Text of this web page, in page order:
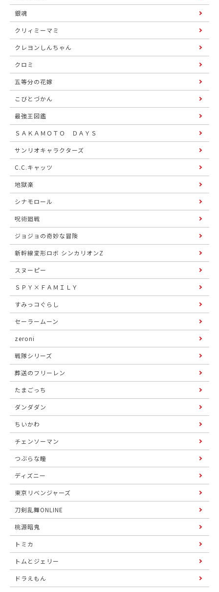
銀魂
クリィミーマミ
クレヨンしんちゃん
クロミ
五等分の花嫁
こびとづかん
最強王図鑑
ＳＡＫＡＭＯＴＯ ＤＡＹＳ
サンリオキャラクターズ
C.C.キャッツ
地獄楽
シナモロール
呪術廻戦
ジョジョの奇妙な冒険
新幹線変形ロボ シンカリオンZ
スヌーピー
ＳＰＹ×ＦＡＭＩＬＹ
すみっコぐらし
セーラームーン
zeroni
戦隊シリーズ
葬送のフリーレン
たまごっち
ダンダダン
ちいかわ
チェンソーマン
つぶらな瞳
ディズニー
東京リベンジャーズ
刀剣乱舞ONLINE
桃源暗鬼
トミカ
トムとジェリー
ドラえもん